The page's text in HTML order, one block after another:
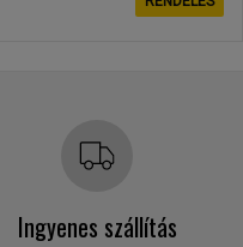
Ingyenes szállítás